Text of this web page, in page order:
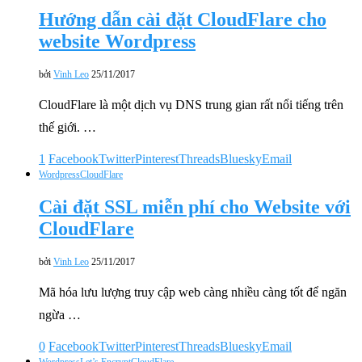
Hướng dẫn cài đặt CloudFlare cho
website Wordpress
bởi Vinh Leo 25/11/2017
CloudFlare là một dịch vụ DNS trung gian rất nổi tiếng trên
thế giới. …
1 FacebookTwitterPinterestThreadsBlueskyEmail
WordpressCloudFlare
Cài đặt SSL miễn phí cho Website với
CloudFlare
bởi Vinh Leo 25/11/2017
Mã hóa lưu lượng truy cập web càng nhiều càng tốt để ngăn
ngừa …
0 FacebookTwitterPinterestThreadsBlueskyEmail